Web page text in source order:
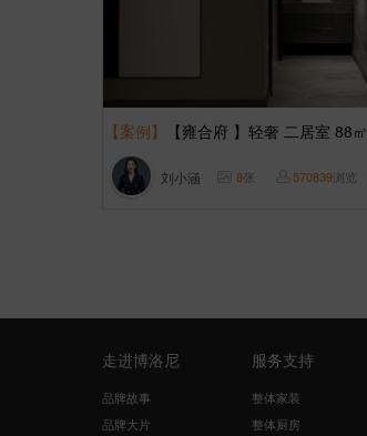
【案例】 【雍合府 】轻奢 二居室 88㎡
刘小涵 8张 570839浏览
走进博洛尼
品牌故事
品牌大片
服务支持
整体家装
整体厨房